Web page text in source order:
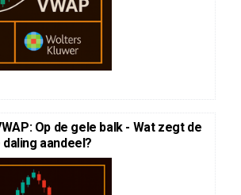
Op de gele balk - Wat zegt de
aandeel?